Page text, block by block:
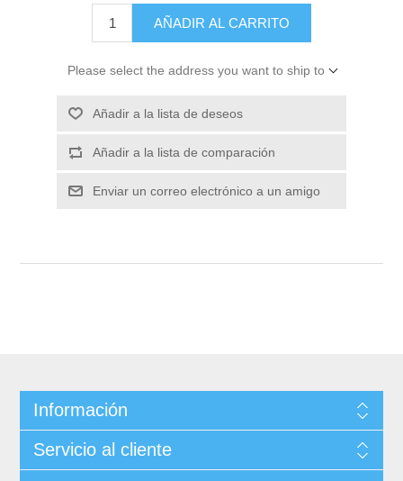
Please select the address you want to ship to
Información
Servicio al cliente